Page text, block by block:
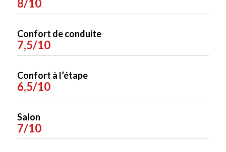
8/10
Confort de conduite
7,5/10
Confort à l’étape
6,5/10
Salon
7/10